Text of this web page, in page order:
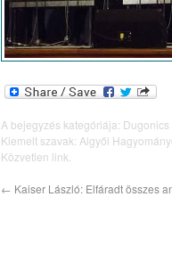
A bejegyzés kategóriája: Dugonics
Kiemelt szavak: Algyői
Közvetlen link.
← Kaiser László: Elfáradt összes